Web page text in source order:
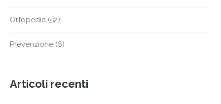
Ortopedia (52)
Prevenzione (6)
Articoli recenti